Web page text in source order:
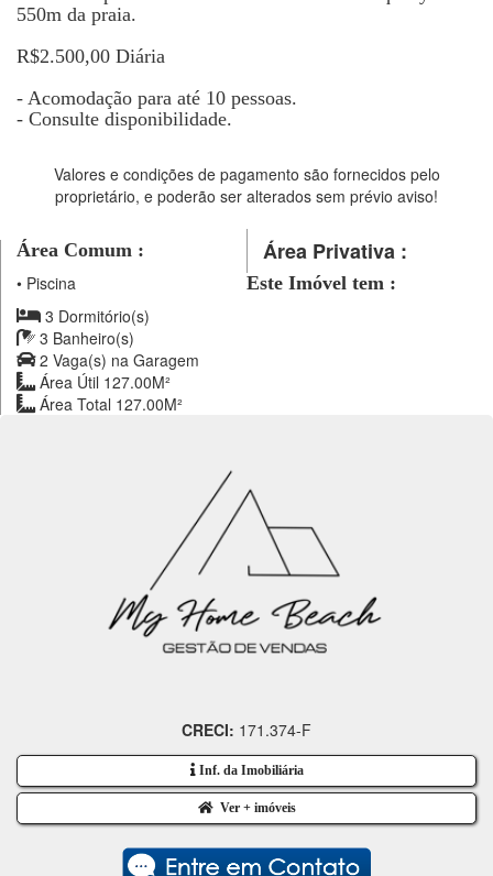
550m da praia.
R$2.500,00 Diária
- Acomodação para até 10 pessoas.
- Consulte disponibilidade.
Valores e condições de pagamento são fornecidos pelo
proprietário, e poderão ser alterados sem prévio aviso!
Área Comum :
• Piscina
Área Privativa :
Este Imóvel tem :
3 Dormitório(s)
3 Banheiro(s)
2 Vaga(s) na Garagem
Área Útil 127.00M²
Área Total 127.00M²
CRECI: 171.374-F
Inf. da Imobiliária
Ver + imóveis